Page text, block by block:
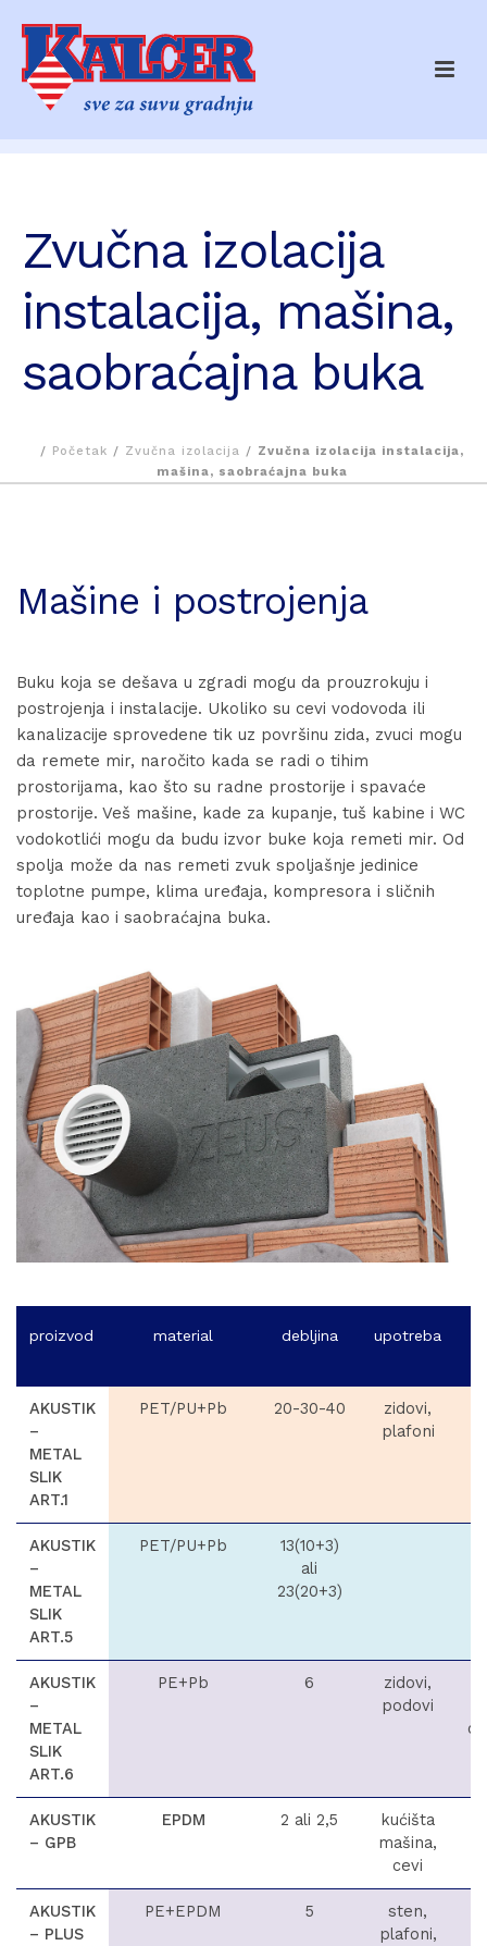
Zvučna izolacija
instalacija, mašina,
saobraćajna buka
/ Početak / Zvučna izolacija / Zvučna izolacija instalacija,
mašina, saobraćajna buka
Mašine i postrojenja
Buku koja se dešava u zgradi mogu da prouzrokuju i
postrojenja i instalacije. Ukoliko su cevi vodovoda ili
kanalizacije sprovedene tik uz površinu zida, zvuci mogu
da remete mir, naročito kada se radi o tihim
prostorijama, kao što su radne prostorije i spavaće
prostorije. Veš mašine, kade za kupanje, tuš kabine i WC
vodokotlići mogu da budu izvor buke koja remeti mir. Od
spolja može da nas remeti zvuk spoljašnje jedinice
toplotne pumpe, klima uređaja, kompresora i sličnih
uređaja kao i saobraćajna buka.
proizvod material debljina upotreba
AKUSTIK
–
METAL
SLIK
ART.1
PET/PU+Pb 20-30-40
zidovi,
plafoni
AKUSTIK
–
METAL
SLIK
ART.5
PET/PU+Pb
13(10+3)
ali
23(20+3)
AKUSTIK
–
METAL
SLIK
ART.6
PE+Pb 6
zidovi,
podovi
AKUSTIK
– GPB
EPDM 2 ali 2,5
kućišta
mašina,
cevi
AKUSTIK
– PLUS
PE+EPDM 5
sten,
plafoni,